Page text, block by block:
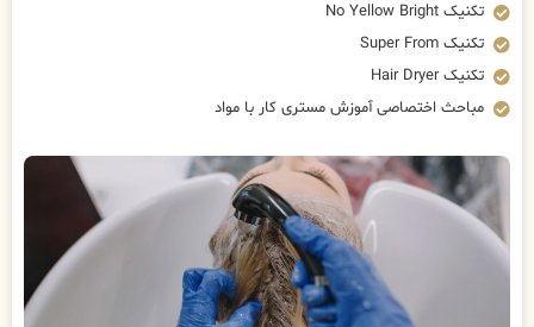
تکنیک No Yellow Bright
تکنیک Super From
تکنیک Hair Dryer
مباحث اختصاصی آموزش مستری کار با مواد